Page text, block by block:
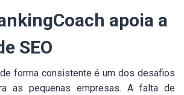
apoia a
SEO
de forma consistente é um dos desafios
as pequenas empresas. A falta de